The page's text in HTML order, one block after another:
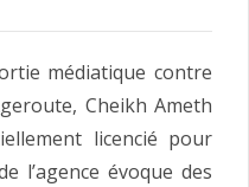
médiatique contre
Cheikh Ameth
licencié pour
l’agence évoque des